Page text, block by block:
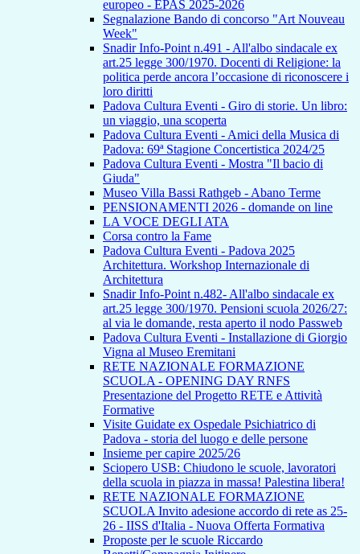
europeo - EPAS 2025-2026
Segnalazione Bando di concorso "Art Nouveau
Week"
Snadir Info-Point n.491 - All'albo sindacale ex
art.25 legge 300/1970. Docenti di Religione: la
politica perde ancora l’occasione di riconoscere i
loro diritti
Padova Cultura Eventi - Giro di storie. Un libro:
un viaggio, una scoperta
Padova Cultura Eventi - Amici della Musica di
Padova: 69ª Stagione Concertistica 2024/25
Padova Cultura Eventi - Mostra "Il bacio di
Giuda"
Museo Villa Bassi Rathgeb - Abano Terme
PENSIONAMENTI 2026 - domande on line
LA VOCE DEGLI ATA
Corsa contro la Fame
Padova Cultura Eventi - Padova 2025
Architettura. Workshop Internazionale di
Architettura
Snadir Info-Point n.482- All'albo sindacale ex
art.25 legge 300/1970. Pensioni scuola 2026/27:
al via le domande, resta aperto il nodo Passweb
Padova Cultura Eventi - Installazione di Giorgio
Vigna al Museo Eremitani
RETE NAZIONALE FORMAZIONE
SCUOLA - OPENING DAY RNFS
Presentazione del Progetto RETE e Attività
Formative
Visite Guidate ex Ospedale Psichiatrico di
Padova - storia del luogo e delle persone
Insieme per capire 2025/26
Sciopero USB: Chiudono le scuole, lavoratori
della scuola in piazza in massa! Palestina libera!
RETE NAZIONALE FORMAZIONE
SCUOLA Invito adesione accordo di rete as 25-
26 - IISS d'Italia - Nuova Offerta Formativa
Proposte per le scuole Riccardo